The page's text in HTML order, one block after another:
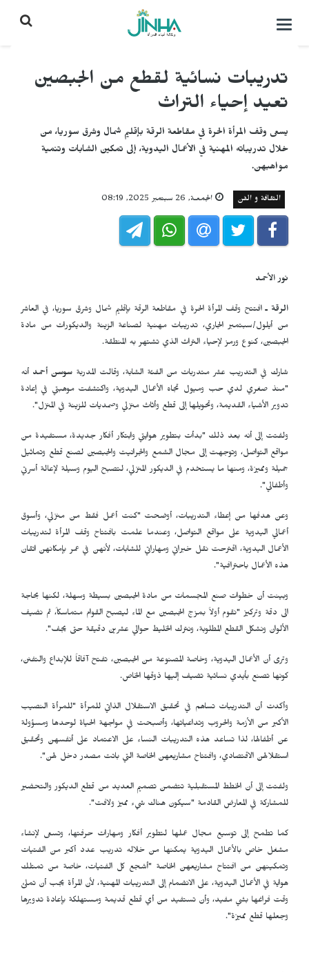
التحكم
تدريبات نسائية لقطع من الجبصين
تعيد إحياء التراث
يسعى وقف المرأة الحرة في مقاطعة الرقة بإقليم شمال وشرق سوريا، من
خلال تدريباته المهنية في الأعمال اليدوية، إلى تمكين الشابات وتنمية
مواهبهن.
الثقافة و الفن الجمعـة, 26 سبتمبر 2025, 08:19
نور الأحمد
الرقة ـافتتح وقف المرأة الحرة في مقاطعة الرقة بإقليم شمال وشرق سوريا، في العاشر
من أيلول/سبتمبر الجاري، تدريبات مهنية لصناعة الزينة والديكورات من مادة
الجبصين، كنوع ورمز لإحياء التراث الذي تشتهر به المنطقة.
شارك في التدريب عشر متدربات من الفئة الشابة، وقالت المدربة سوسن أحمد أنه
"منذ صغري لدي حب وميول تجاه الأعمال اليدوية، واكتشفت موهبتي في إعادة
تدوير الأشياء القديمة، وتحويلها إلى قطع وأثاث منزلي وصمديات للزينة في المنزل".
ولفتت إلى أنه بعد ذلك "بدأت بتطوير هوايتي وابتكار أفكار جديدة، مستفيدة من
مواقع التواصل، وتوجهت إلى مجال الشمع والجرانيت والجبصين لصنع قطع وتماثيل
جميلة ومميزة، ومنها ما يستخدم في الديكور المنزلي، لتصبح اليوم وسيلة لإعالة أسرتي
وأطفالي".
وعن هدفها من إعطاء التدريبات، أوضحت "كنت أعمل فقط من منزلي، وأسوق
أعمالي اليدوية على مواقع التواصل، وعندما علمت بافتتاح وقف المرأة لتدريبات
الأعمال اليدوية، اقترحت نقل خبراتي ومهاراتي للشابات، لأنهن في عمر بإمكانهن اتقان
هذه الأعمال باحترافية".
وبينت أن خطوات صنع المجسمات من مادة الجبصين بسيطة وسهلة، لكنها بحاجة
الى دقة وتركيز "نقوم أولاً بمزج الجبصين مع الماء ليصبح القوام متماسكاً، ثم نضيف
الألوان ونشكل القطع المطلوبة، ونترك الخليط حوالي عشرين دقيقة حتى يجف".
وترى أن الأعمال اليدوية، وخاصة المصنوعة من الجبصين، تفتح آفاقاً للإبداع والتفنن،
كونها تصنع بأيدي نسائية تضيف إليها ذوقها الخاص.
وأكدت أن التدريبات تساهم في تحقيق الاستقلال الذاتي للمرأة "للمرأة النصيب
الأكبر من الأزمة والحروب وتداعياتها، وأصبحت في مواجهة الحياة لوحدها ومسؤولة
عن أطفالها، لذا تساعد هذه التدريبات النساء على الاعتماد على أنفسهن وتحقيق
استقلالهن الاقتصادي، وافتتاح مشاريعهن الخاصة التي باتت مصدر دخل لهن".
ولفتت إلى أن الخطط المستقبلية تتضمن تصميم العديد من قطع الديكور والتحضير
للمشاركة في المعارض القادمة "سيكون هناك شيء مميز ولافت".
كما تطمح إلى توسيع مجال عملها لتطوير أفكار ومهارات حرفتها، وتسعى لإنشاء
مشغل خاص بالأعمال اليدوية يمكنها من خلاله تدريب عدد أكبر من الفتيات
وتمكينهن من افتتاح مشاريعهن الخاصة "أشجع كل الفتيات، خاصة من تمتلك
هواية في الأعمال اليدوية، على الانضمام إلى التدريبات المهنية، لأن المرأة يجب أن تملئ
وقت فراغها بشي مفيد، وأن تستفيد من أي قطع قديمة ومستهلكة بإعادة تدويرها
وجعلها قطع مميزة".